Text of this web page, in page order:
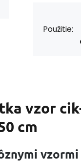
Použitie:
vzor
cm
vzormi